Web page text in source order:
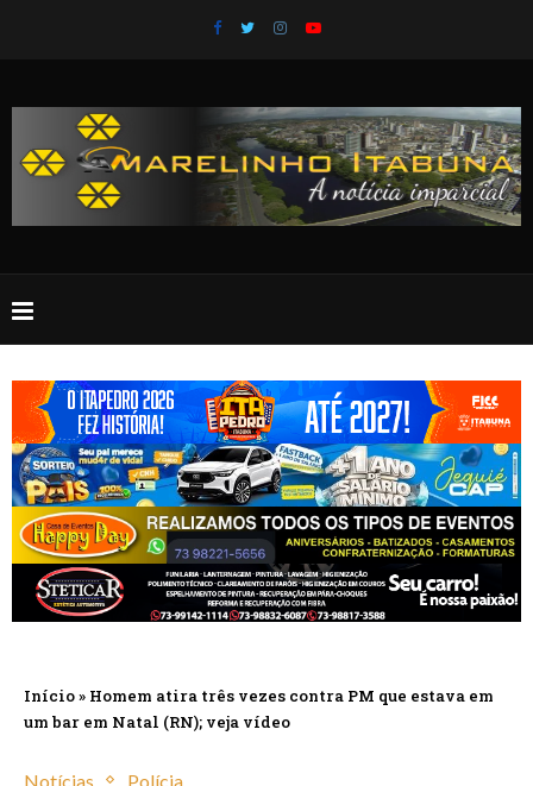
Início» Homem atira três vezes contra PM que estava em
um bar em Natal (RN); veja vídeo
Notícias Polícia